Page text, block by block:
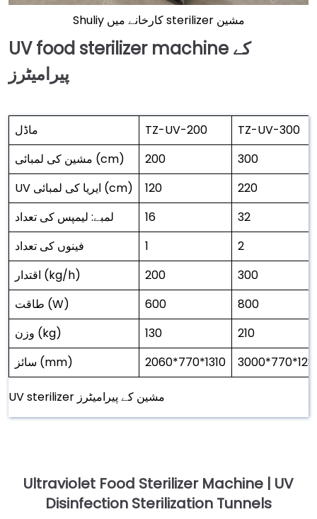
Shuliy کارخانے میں sterilizer مشین
UV food sterilizer machine کے
پیرامیٹرز
ماڈل TZ-UV-200
TZ-UV-300
مشین کی لمبائی (cm)
200
300
UV ایریا کی لمبائی (cm)
120
220
لمبے: لیمپس کی تعداد
16
32
فینوں کی تعداد
1
2
اقتدار (kg/h)
200
300
طاقت (W)
600
800
وزن (kg)
130
210
سائز (mm)
2060*770*1310
UV sterilizer مشین کے پیرامیٹرز